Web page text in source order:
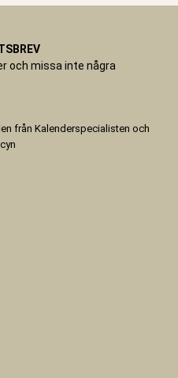
och missa inte några
från Kalenderspecialisten och